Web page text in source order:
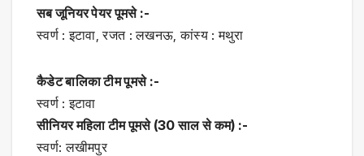
सब जूनियर पेयर पूमसे :-
स्वर्ण : इटावा, रजत : लखनऊ, कांस्य : मथुरा
कैडेट बालिका टीम पूमसे :-
स्वर्ण : इटावा
सीनियर महिला टीम पूमसे (30 साल से कम) :-
स्वर्ण: लखीमपुर